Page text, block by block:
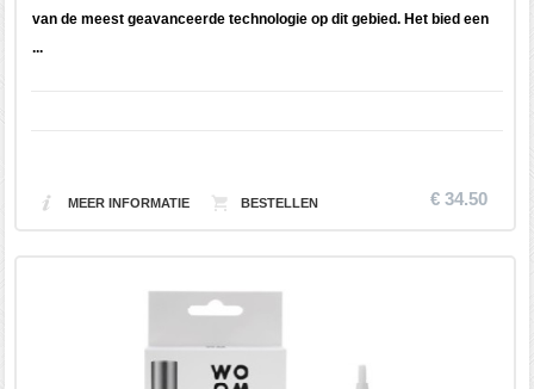
€ 34.50
van de meest geavanceerde technologie op dit gebied. Het bied een
...
MEER INFORMATIE